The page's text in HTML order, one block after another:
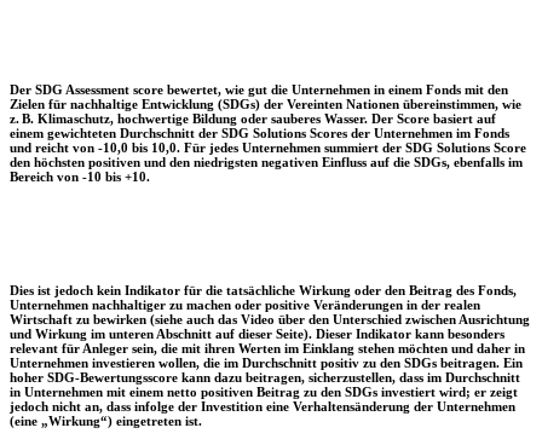
Der SDG Assessment score bewertet, wie gut die Unternehmen in einem Fonds mit den
Zielen für nachhaltige Entwicklung (SDGs) der Vereinten Nationen übereinstimmen, wie
z. B. Klimaschutz, hochwertige Bildung oder sauberes Wasser. Der Score basiert auf
einem gewichteten Durchschnitt der SDG Solutions Scores der Unternehmen im Fonds
und reicht von -10,0 bis 10,0. Für jedes Unternehmen summiert der SDG Solutions Score
den höchsten positiven und den niedrigsten negativen Einfluss auf die SDGs, ebenfalls im
Bereich von -10 bis +10.
Dies ist jedoch kein Indikator für die tatsächliche Wirkung oder den Beitrag des Fonds,
Unternehmen nachhaltiger zu machen oder positive Veränderungen in der realen
Wirtschaft zu bewirken (siehe auch das Video über den Unterschied zwischen Ausrichtung
und Wirkung im unteren Abschnitt auf dieser Seite). Dieser Indikator kann besonders
relevant für Anleger sein, die mit ihren Werten im Einklang stehen möchten und daher in
Unternehmen investieren wollen, die im Durchschnitt positiv zu den SDGs beitragen. Ein
hoher SDG-Bewertungsscore kann dazu beitragen, sicherzustellen, dass im Durchschnitt
in Unternehmen mit einem netto positiven Beitrag zu den SDGs investiert wird; er zeigt
jedoch nicht an, dass infolge der Investition eine Verhaltensänderung der Unternehmen
(eine „Wirkung“) eingetreten ist.